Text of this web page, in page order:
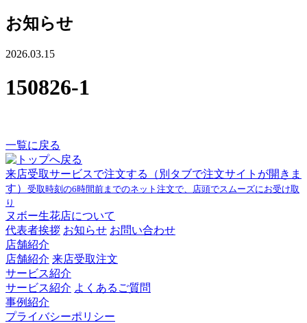
お知らせ
2026.03.15
150826-1
一覧に戻る
来店受取サービスで注文する
（別タブで注文サイトが開きま
す） 受取時刻の6時間前までのネット注文で、店頭でスムーズにお受け取
り
ヌボー生花店について
代表者挨拶 お知らせ お問い合わせ
店舗紹介
店舗紹介 来店受取注文
サービス紹介
サービス紹介 よくあるご質問
事例紹介
プライバシーポリシー